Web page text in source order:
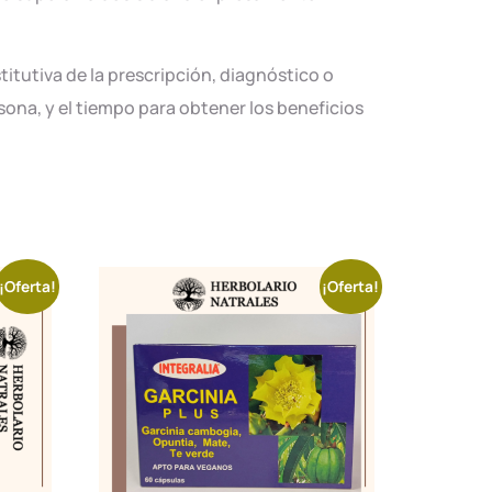
de la prescripción, diagnóstico o
y el tiempo para obtener los beneficios
¡Oferta!